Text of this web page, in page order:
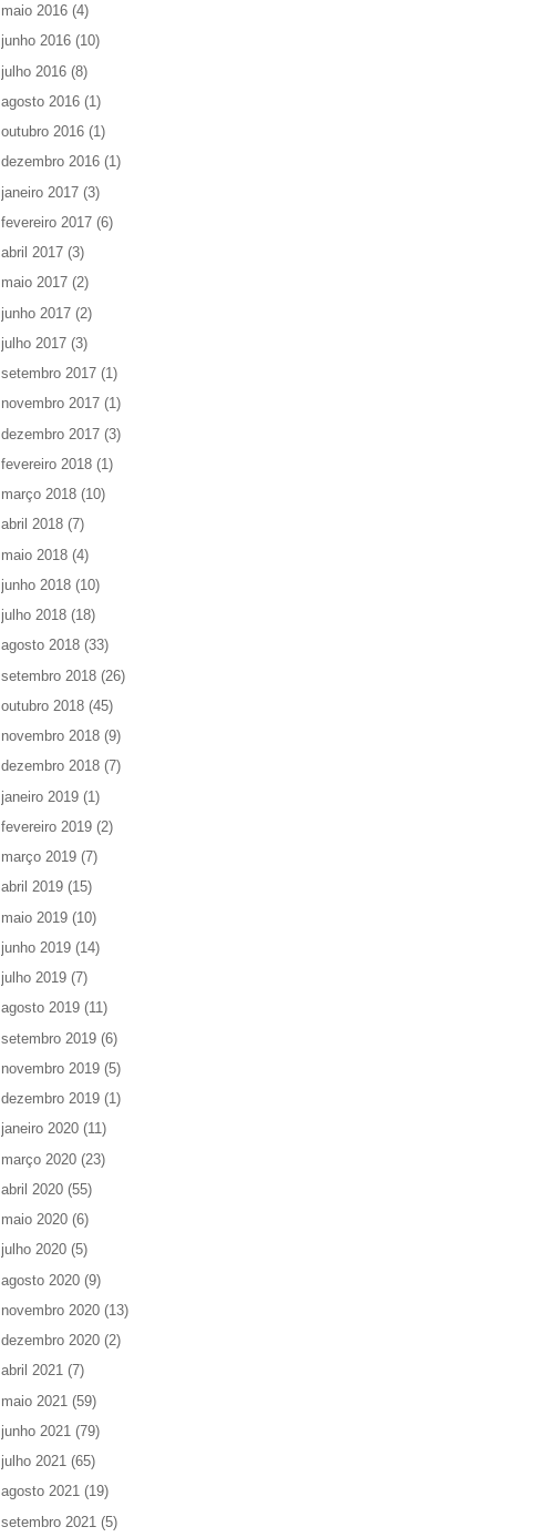
maio 2016 (4)
junho 2016 (10)
julho 2016 (8)
agosto 2016 (1)
outubro 2016 (1)
dezembro 2016 (1)
janeiro 2017 (3)
fevereiro 2017 (6)
abril 2017 (3)
maio 2017 (2)
junho 2017 (2)
julho 2017 (3)
setembro 2017 (1)
novembro 2017 (1)
dezembro 2017 (3)
fevereiro 2018 (1)
março 2018 (10)
abril 2018 (7)
maio 2018 (4)
junho 2018 (10)
julho 2018 (18)
agosto 2018 (33)
setembro 2018 (26)
outubro 2018 (45)
novembro 2018 (9)
dezembro 2018 (7)
janeiro 2019 (1)
fevereiro 2019 (2)
março 2019 (7)
abril 2019 (15)
maio 2019 (10)
junho 2019 (14)
julho 2019 (7)
agosto 2019 (11)
setembro 2019 (6)
novembro 2019 (5)
dezembro 2019 (1)
janeiro 2020 (11)
março 2020 (23)
abril 2020 (55)
maio 2020 (6)
julho 2020 (5)
agosto 2020 (9)
novembro 2020 (13)
dezembro 2020 (2)
abril 2021 (7)
maio 2021 (59)
junho 2021 (79)
julho 2021 (65)
agosto 2021 (19)
setembro 2021 (5)